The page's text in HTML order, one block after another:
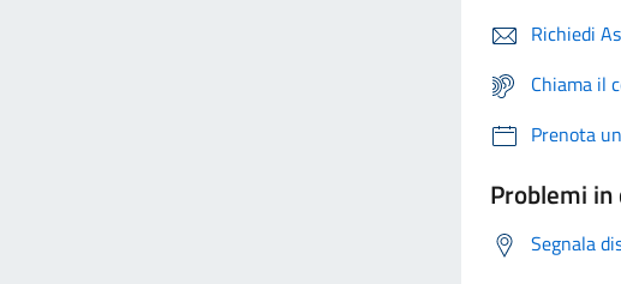
Richiedi
Chiama il
Prenota
Problemi
Segnala